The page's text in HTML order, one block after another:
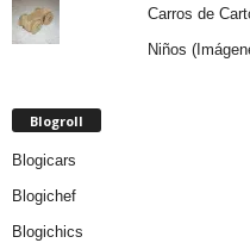
Carros de
Niños
Blogroll
Blogicars
Blogichef
Blogichics